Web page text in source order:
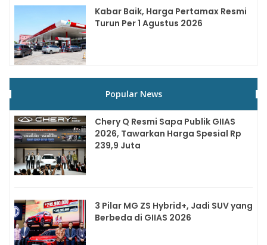
Kabar Baik, Harga Pertamax Resmi
Turun Per 1 Agustus 2026
Popular News
Chery Q Resmi Sapa Publik GIIAS
2026, Tawarkan Harga Spesial Rp
239,9 Juta
3 Pilar MG ZS Hybrid+, Jadi SUV yang
Berbeda di GIIAS 2026